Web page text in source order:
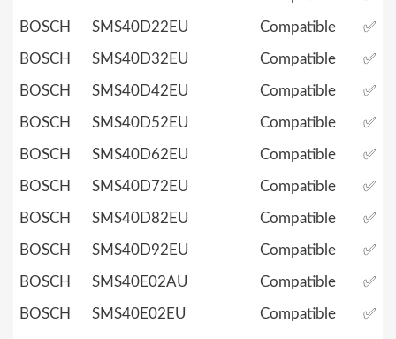
BOSCH SMS40D22EU Compatible ✅
BOSCH SMS40D32EU Compatible ✅
BOSCH SMS40D42EU Compatible ✅
BOSCH SMS40D52EU Compatible ✅
BOSCH SMS40D62EU Compatible ✅
BOSCH SMS40D72EU Compatible ✅
BOSCH SMS40D82EU Compatible ✅
BOSCH SMS40D92EU Compatible ✅
BOSCH SMS40E02AU Compatible ✅
BOSCH SMS40E02EU Compatible ✅